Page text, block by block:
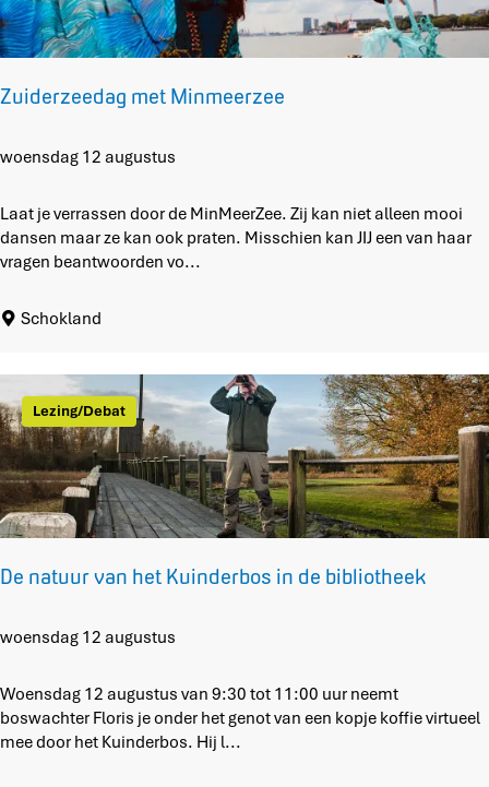
m
e
n
p
l
k
u
Zuiderzeedag met Minmeerzee
Z
i
d
e
d
a
g
m
e
t
M
i
n
m
e
z
e
woensdag 12 augustus
Laat je verrassen door de MinMeerZee. Zij kan niet alleen mooi
dansen maar ze kan ook praten. Misschien kan JIJ een van haar
vragen beantwoorden vo...
Schokland
De natuur van het Kuinderbos in de bibliotheek
D
n
a
Lezing/Debat
woensdag 12 augustus
Woensdag 12 augustus van 9:30 tot 11:00 uur neemt
boswachter Floris je onder het genot van een kopje koffie virtueel
mee door het Kuinderbos. Hij l...